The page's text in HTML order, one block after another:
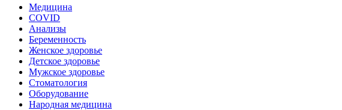
Медицина
COVID
Анализы
Беременность
Женское здоровье
Детское здоровье
Мужское здоровье
Стоматология
Оборудование
Народная медицина